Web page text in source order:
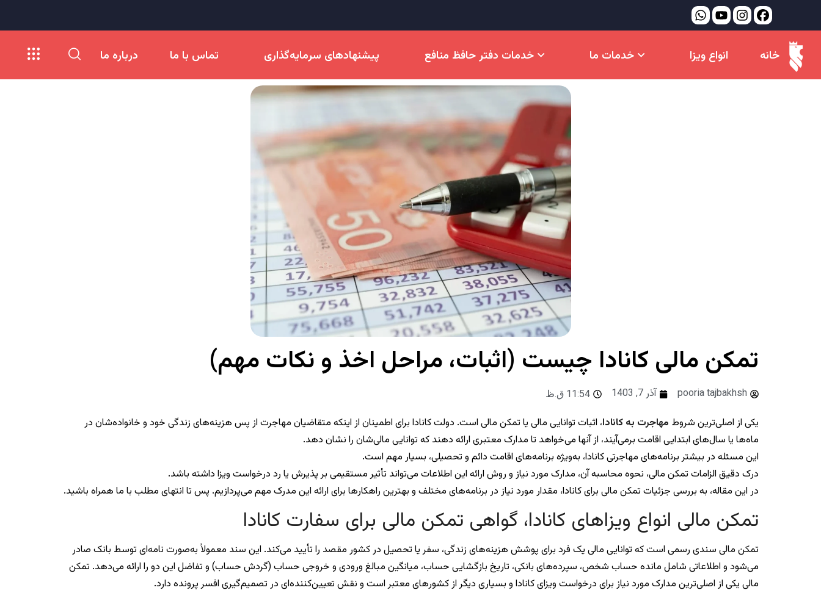
خانه انواع ویزا خدمات ما خدمات دفتر حافظ منافع پیشنهادهای سرمایه‌گذاری تماس با ما درباره ما
تمکن مالی کانادا چیست (اثبات، مراحل اخذ و نکات مهم)
pooria tajbakhsh آذر 7, 1403 11:54 ق.ظ
یکی از اصلی‌ترین شروط مهاجرت به کانادا، اثبات توانایی مالی یا تمکن مالی است. دولت کانادا برای اطمینان از اینکه متقاضیان مهاجرت از پس هزینه‌های زندگی خود و خانواده‌شان در
ماه‌ها یا سال‌های ابتدایی اقامت برمی‌آیند، از آنها می‌خواهد تا مدارک معتبری ارائه دهند که توانایی مالی‌شان را نشان دهد.
این مسئله در بیشتر برنامه‌های مهاجرتی کانادا، به‌ویژه برنامه‌های اقامت دائم و تحصیلی، بسیار مهم است.
درک دقیق الزامات تمکن مالی، نحوه محاسبه آن، مدارک مورد نیاز و روش ارائه این اطلاعات می‌تواند تأثیر مستقیمی بر پذیرش یا رد درخواست ویزا داشته باشد.
در این مقاله، به بررسی جزئیات تمکن مالی برای کانادا، مقدار مورد نیاز در برنامه‌های مختلف و بهترین راهکارها برای ارائه این مدرک مهم می‌پردازیم. پس تا انتهای مطلب با ما همراه باشید.
تمکن مالی انواع ویزاهای کانادا، گواهی تمکن مالی برای سفارت کانادا
تمکن مالی سندی رسمی است که توانایی مالی یک فرد برای پوشش هزینه‌های زندگی، سفر یا تحصیل در کشور مقصد را تأیید می‌کند. این سند معمولاً به‌صورت نامه‌ای توسط بانک صادر
می‌شود و اطلاعاتی شامل مانده حساب شخص، سپرده‌های بانکی، تاریخ بازگشایی حساب، میانگین مبالغ ورودی و خروجی حساب (گردش حساب) و تفاضل این دو را ارائه می‌دهد. تمکن
مالی یکی از اصلی‌ترین مدارک مورد نیاز برای درخواست ویزای کانادا و بسیاری دیگر از کشورهای معتبر است و نقش تعیین‌کننده‌ای در تصمیم‌گیری افسر پرونده دارد.